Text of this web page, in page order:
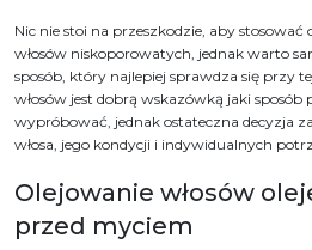
Nic nie stoi na przeszkodzie, aby
włosów niskoporowatych, jednak warto
sposób, który najlepiej sprawdza się przy
włosów jest dobrą wskazówką jaki sposób
wypróbować, jednak ostateczna decyzja
włosa, jego kondycji i indywidualnych
Olejowanie włosów
przed myciem